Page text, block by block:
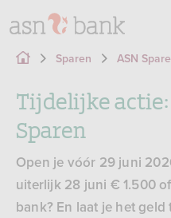
Sparen ASN
Tijdelijke
Sparen
Open je vóór 29 juni
uiterlijk 28 juni € 1.500
bank? En laat je het